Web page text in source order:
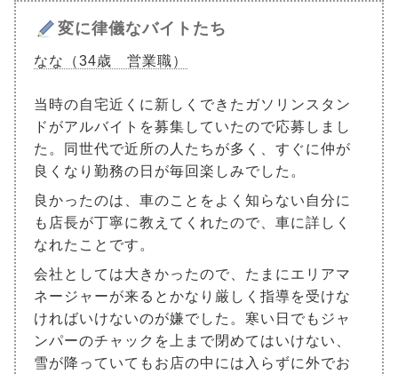
変に律儀なバイトたち
なな（34歳 営業職）
当時の自宅近くに新しくできたガソリンスタン
ドがアルバイトを募集していたので応募しまし
た。同世代で近所の人たちが多く、すぐに仲が
良くなり勤務の日が毎回楽しみでした。
良かったのは、車のことをよく知らない自分に
も店長が丁寧に教えてくれたので、車に詳しく
なれたことです。
会社としては大きかったので、たまにエリアマ
ネージャーが来るとかなり厳しく指導を受けな
ければいけないのが嫌でした。寒い日でもジャ
ンパーのチャックを上まで閉めてはいけない、
雪が降っていてもお店の中には入らずに外でお